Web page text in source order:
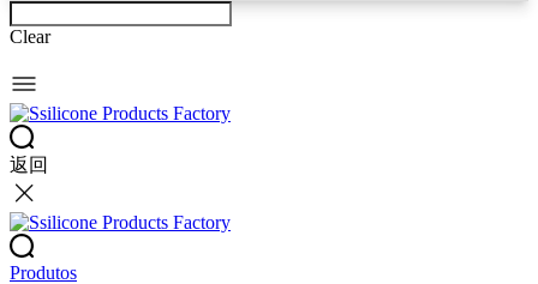
Clear
返回
Produtos